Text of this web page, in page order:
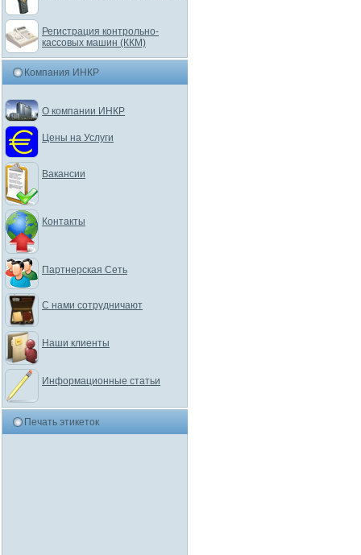
Регистрация контрольно-
кассовых машин (ККМ)
Компания ИНКР
О компании ИНКР
Цены на Услуги
Вакансии
Контакты
Партнерская Сеть
С нами сотрудничают
Наши клиенты
Информационные статьи
Печать этикеток